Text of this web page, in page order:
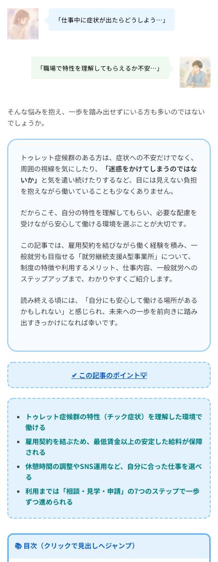
「仕事中に症状が出たらどうしよう…」
「職場で特性を理解してもらえるか不安…」
そんな悩みを抱え、一歩を踏み出せずにいる方も多いのではない
でしょうか。
トゥレット症候群のある方は、症状への不安だけでなく、
周囲の視線を気にしたり、
「迷惑をかけてしまうのではな
いか」 と気を遣い続けたりするなど、目には見えない負担
を抱えながら働いていることも少なくありません。
だからこそ、自分の特性を理解してもらい、必要な配慮を
受けながら安心して働ける環境を選ぶことが大切です。
この記事では、雇用契約を結びながら働く経験を積み、一
般就労も目指せる「就労継続支援A型事業所」について、
制度の特徴や利用するメリット、仕事内容、一般就労への
ステップアップまで、わかりやすくご紹介します。
読み終える頃には、「自分にも安心して働ける場所がある
かもしれない」と感じられ、未来への一歩を前向きに踏み
出すきっかけになれば幸いです。
✔ この記事のポイント💡
トゥレット症候群の特性（チック症状）を理解した環境で
働ける
雇用契約を結ぶため、最低賃金以上の安定した給料が保障
される
休憩時間の調整やSNS運用など、自分に合った仕事を選べ
る
利用までは「相談・見学・申請」の7つのステップで一歩
ずつ進められる
📚 目次（クリックで見出しへジャンプ）